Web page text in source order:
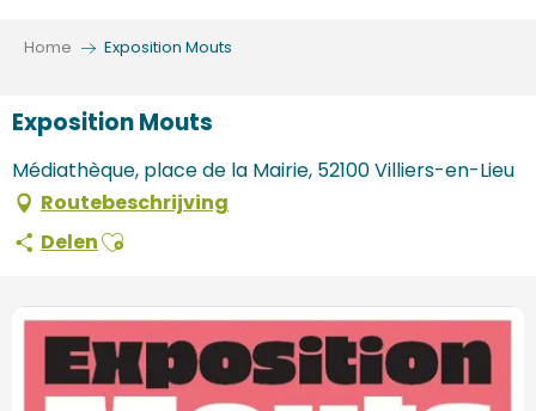
Home Exposition Mouts
Exposition Mouts
Médiathèque, place de la Mairie, 52100 Villiers-en-Lieu
Routebeschrijving
DelenAjouter aux favoris